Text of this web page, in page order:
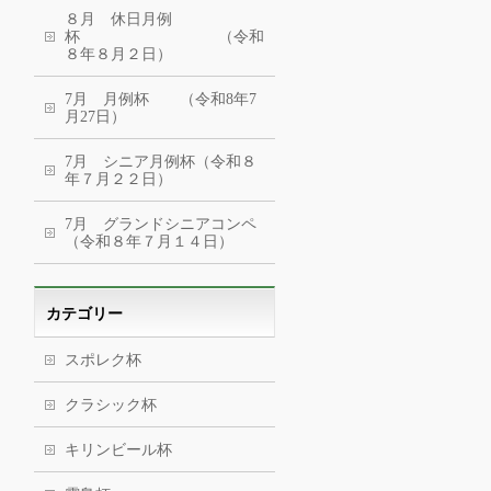
８月 休日月例
杯 （令和
８年８月２日）
7月 月例杯 （令和8年7
月27日）
7月 シニア月例杯（令和８
年７月２２日）
7月 グランドシニアコンペ
（令和８年７月１４日）
カテゴリー
スポレク杯
クラシック杯
キリンビール杯